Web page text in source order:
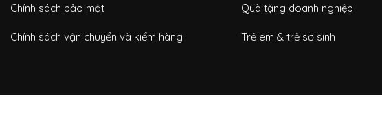
Chính sách bảo mật
Chính sách vận chuyển và kiểm hàng
Quà tặng doanh nghiệp
Trẻ em & trẻ sơ sinh